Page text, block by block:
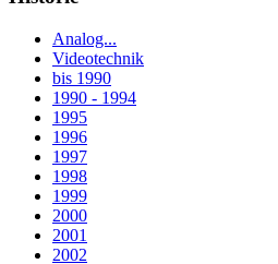
Analog...
Videotechnik
bis 1990
1990 - 1994
1995
1996
1997
1998
1999
2000
2001
2002